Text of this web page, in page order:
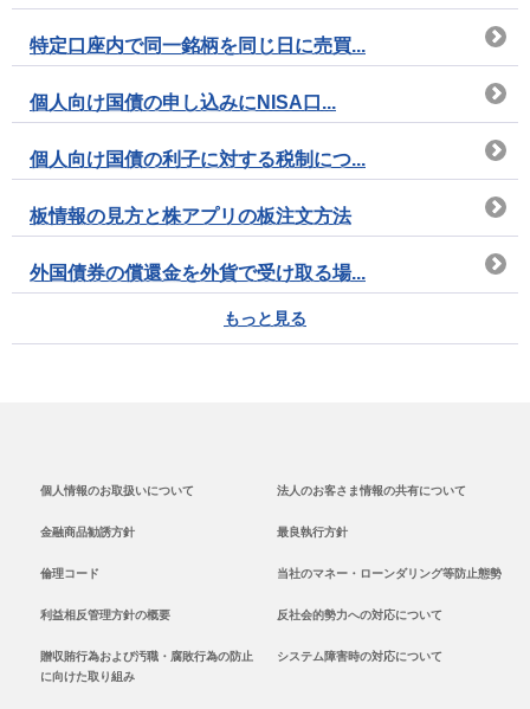
特定口座内で同一銘柄を同じ日に売買...
個人向け国債の申し込みにNISA口...
個人向け国債の利子に対する税制につ...
板情報の見方と株アプリの板注文方法
外国債券の償還金を外貨で受け取る場...
もっと見る
個人情報のお取扱いについて 法人のお客さま情報の共有について
金融商品勧誘方針 最良執行方針
倫理コード 当社のマネー・ローンダリング等防止態勢
利益相反管理方針の概要 反社会的勢力への対応について
贈収賄行為および汚職・腐敗行為の防止
に向けた取り組み
システム障害時の対応について